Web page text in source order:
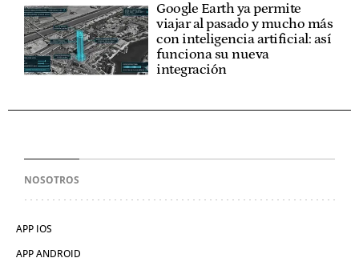
Google Earth ya permite
viajar al pasado y mucho más
con inteligencia artificial: así
funciona su nueva
integración
NOSOTROS
APP IOS
APP ANDROID